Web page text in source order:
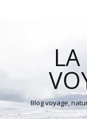
Blog voyage,